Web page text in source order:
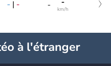
- | - - km/h
à l'étranger